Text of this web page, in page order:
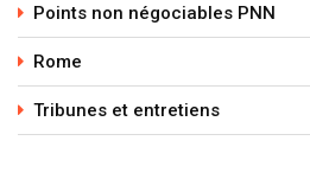
Points non négociables PNN
Rome
Tribunes et entretiens